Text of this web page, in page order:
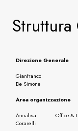
Struttura
Direzione Generale
Gianfranco
De Simone
Area organizzazione
Annalisa
Corarelli
Office &